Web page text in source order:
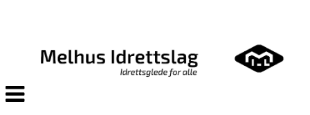
Veksle
navigasjon